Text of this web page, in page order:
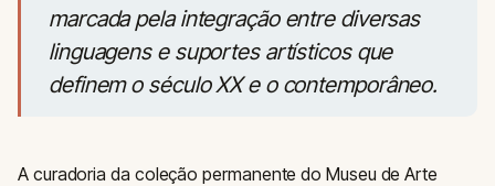
marcada pela integração entre diversas
linguagens e suportes artísticos que
definem o século XX e o contemporâneo.
A curadoria da coleção permanente do Museu de Arte